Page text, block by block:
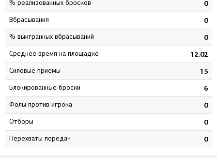
% реализованных бросков 0
Вбрасывания 0
% выигранных вбрасываний 0
Среднее время на площадке 12:02
Силовые приемы 15
Блокированные броски 6
Фолы против игрока 0
Отборы 0
Перехваты передач 0